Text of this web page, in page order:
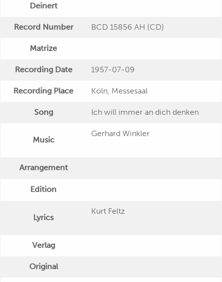
Deinert
Record Number BCD 15856 AH (CD)
Matrize
Recording Date 1957-07-09
Recording Place Köln, Messesaal
Song Ich will immer an dich denken
Music
Gerhard Winkler
Arrangement
Edition
Lyrics
Kurt Feltz
Verlag
Original